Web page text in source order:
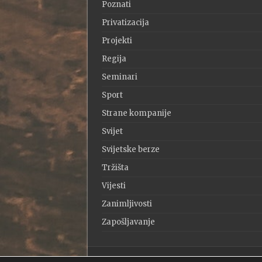
Poznati
Privatizacija
Projekti
Regija
Seminari
Sport
Strane kompanije
Svijet
Svijetske berze
Tržišta
Vijesti
Zanimljivosti
Zapošljavanje